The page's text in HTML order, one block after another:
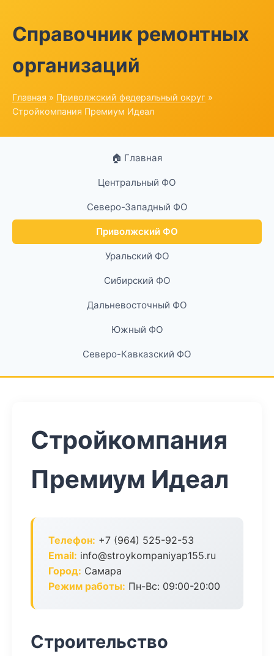
Справочник ремонтных
организаций
Главная » Приволжский федеральный округ »
Стройкомпания Премиум Идеал
🏠 Главная
Центральный ФО
Северо-Западный ФО
Приволжский ФО
Уральский ФО
Сибирский ФО
Дальневосточный ФО
Южный ФО
Северо-Кавказский ФО
Стройкомпания
Премиум Идеал
Телефон: +7 (964) 525-92-53
Email: info@stroykompaniyap155.ru
Город: Самара
Режим работы: Пн-Вс: 09:00-20:00
Строительство